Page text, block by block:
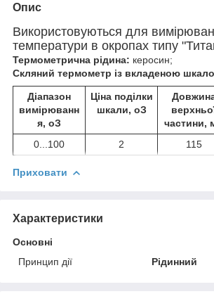
Опис
Використовуються для
температури в окропах типу
Термометрична рідина: керосин;
Скляний термометр із вкладеною
Діапазон
вимірюванн
я, оЗ
Ціна поділки
шкали, оЗ
частини,
0...100
2 115
Приховати
Характеристики
Основні
Принцип дії
Рідинний